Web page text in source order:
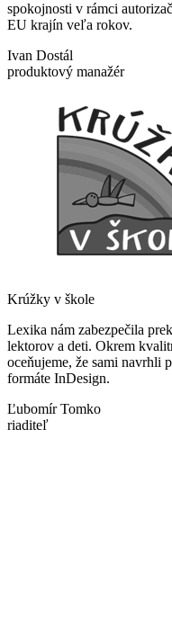
spokojnosti v rámci
EU krajín veľa rokov.
Ivan Dostál
produktový manažér
Krúžky v škole
Lexika nám zabezpečila
lektorov a deti. Okrem
oceňujeme, že sami navrhli
formáte InDesign.
Ľubomír Tomko
riaditeľ